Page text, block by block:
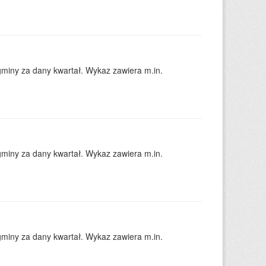
za dany kwartał. Wykaz zawiera m.in.
za dany kwartał. Wykaz zawiera m.in.
za dany kwartał. Wykaz zawiera m.in.